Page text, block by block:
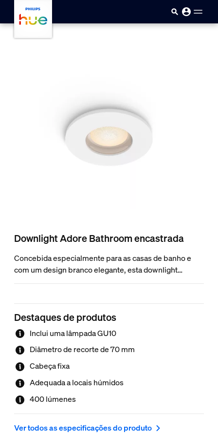
Passar para o conteúdo
Downlight Adore Bathroom encastrada
Concebida especialmente para as casas de banho e
com um design branco elegante, esta downlight
encastrada com classificação IP44 oferece uma luz
matinais e noturnas.
Destaques de produtos
Inclui uma lâmpada GU10
Diâmetro de recorte de 70 mm
Cabeça fixa
Adequada a locais húmidos
400 lúmenes
Ver todos as especificações do produto